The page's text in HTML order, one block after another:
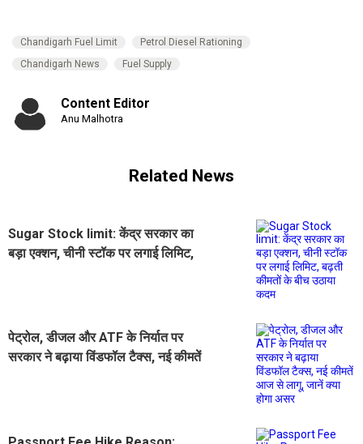
Chandigarh Fuel Limit
Petrol Diesel Rationing
Chandigarh News
Fuel Supply
Content Editor
Anu Malhotra
Related News
Sugar Stock limit: केंद्र सरकार का
बड़ा एक्‍शन, चीनी स्टॉक पर लगाई लिमिट,
पेट्रोल, डीजल और ATF के निर्यात पर
सरकार ने बढ़ाया विंडफॉल टैक्स, नई कीमतें